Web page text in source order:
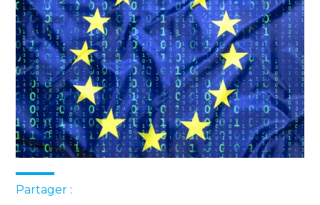
Partager :